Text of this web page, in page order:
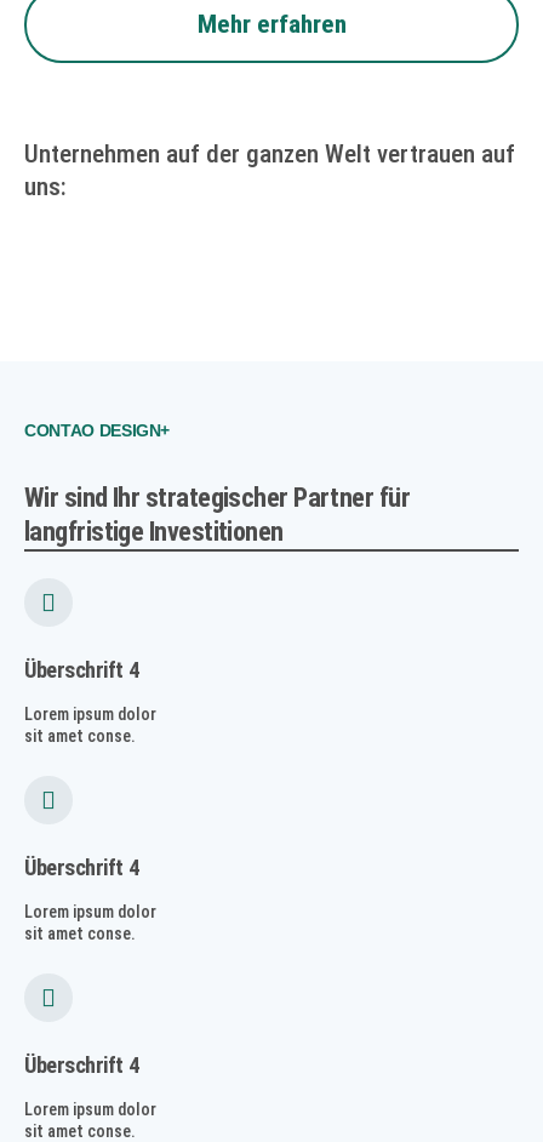
Mehr erfahren
Unternehmen auf der ganzen Welt vertrauen auf
uns:
CONTAO DESIGN+
Wir sind Ihr strategischer Partner für
langfristige Investitionen
Überschrift 4
Lorem ipsum dolor
sit amet conse.
Überschrift 4
Lorem ipsum dolor
sit amet conse.
Überschrift 4
Lorem ipsum dolor
sit amet conse.